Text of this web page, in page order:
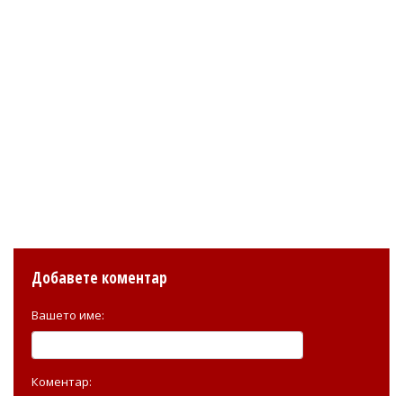
Добавете коментар
Вашето име:
Коментар: